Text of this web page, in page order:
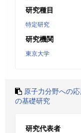
研究種目
特定研究
研究機関
東京大学
原子力分野への
の基礎研究
研究代表者